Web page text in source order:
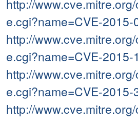
http://
e.cgi?name=CVE-2015-
http://
e.cgi?name=CVE-2015-
http://
e.cgi?name=CVE-2015-
http://